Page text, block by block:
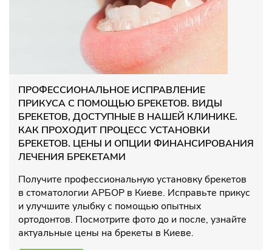
ПРОФЕССИОНАЛЬНОЕ ИСПРАВЛЕНИЕ
ПРИКУСА С ПОМОЩЬЮ БРЕКЕТОВ. ВИДЫ
БРЕКЕТОВ, ДОСТУПНЫЕ В НАШЕЙ КЛИНИКЕ.
КАК ПРОХОДИТ ПРОЦЕСС УСТАНОВКИ
БРЕКЕТОВ. ЦЕНЫ И ОПЦИИ ФИНАНСИРОВАНИЯ
ЛЕЧЕНИЯ БРЕКЕТАМИ
Получите профессиональную установку брекетов
в стоматологии АРБОР в Киеве. Исправьте прикус
и улучшите улыбку с помощью опытных
ортодонтов. Посмотрите фото до и после, узнайте
актуальные цены на брекеты в Киеве.